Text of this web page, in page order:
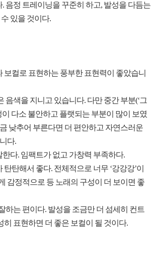
음정 트레이닝을 꾸준히 하고, 발성을 다듬는
있을 것이다.
보컬로 표현하는 풍부한 표현력이 좋았습니
음색을 지니고 있습니다. 다만 중간 부분(‘그
이 다소 불안하고 플랫되는 부분이 많이 보였
낮추어 부른다면 더 편안하고 자연스러운
다.
다. 임팩트가 없고 가창력 부족하다.
탄해서 좋다. 전체적으로 너무 ‘강강강’이
감정적으로 등 노래의 구성이 더 보이면 좋
하는 편이다. 발성을 조금만 더 섬세히 컨트
히 표현하면 더 좋은 보컬이 될 것이다.